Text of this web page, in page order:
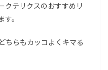
クテリクスのおすすめリ
。
ちらもカッコよくキマる